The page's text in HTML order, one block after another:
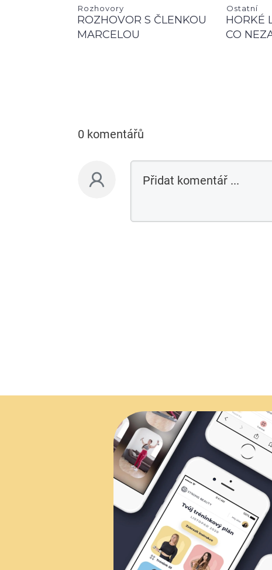
Rozhovory
ROZHOVOR S ČLENKOU
MARCELOU
Ostatní
HORKÉ
CO
0 komentářů